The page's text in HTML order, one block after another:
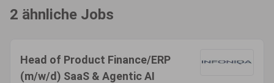
2 ähnliche Jobs
Head of Product Finance/ERP
(m/w/d) SaaS & Agentic AI